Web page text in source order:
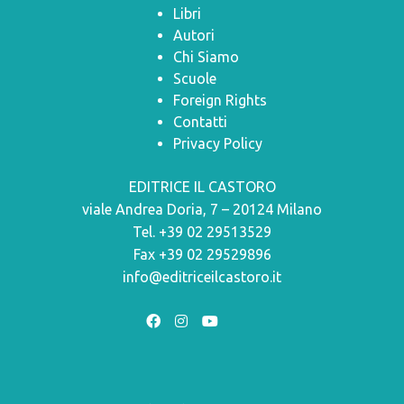
Libri
Autori
Chi Siamo
Scuole
Foreign Rights
Contatti
Privacy Policy
EDITRICE IL CASTORO
viale Andrea Doria, 7 – 20124 Milano
Tel. +39 02 29513529
Fax +39 02 29529896
info@editriceilcastoro.it